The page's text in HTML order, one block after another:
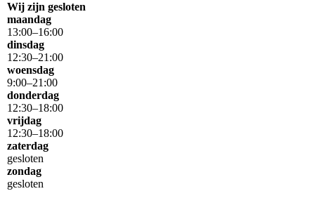
Wij zijn gesloten
maandag
13:00–16:00
dinsdag
12:30–21 :00
woensdag
9:00–21 :00
donderdag
12:30–18:00
vrijdag
12:30–18:00
zaterdag
gesloten
zondag
gesloten